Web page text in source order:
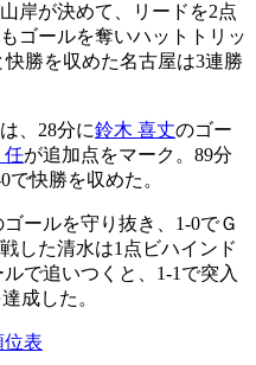
岸が決めて、リードを2点
ゴールを奪いハットトリッ
勝を収めた名古屋は3連勝
、28分に鈴木 喜丈のゴー
任が追加点をマーク。89分
で快勝を収めた。
ゴールを守り抜き、1-0でＧ
した清水は1点ビハインド
で追いつくと、1-1で突入
成した。
位表